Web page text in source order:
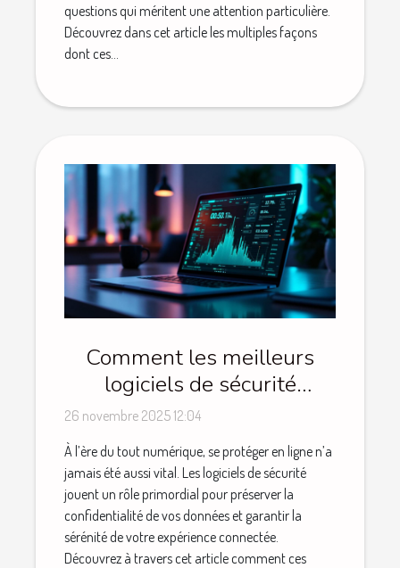
questions qui méritent une attention particulière.
Découvrez dans cet article les multiples façons
dont ces...
Comment les meilleurs
logiciels de sécurité
influencent votre vie
numérique ?
26 novembre 2025 12:04
À l’ère du tout numérique, se protéger en ligne n’a
jamais été aussi vital. Les logiciels de sécurité
jouent un rôle primordial pour préserver la
confidentialité de vos données et garantir la
sérénité de votre expérience connectée.
Découvrez à travers cet article comment ces